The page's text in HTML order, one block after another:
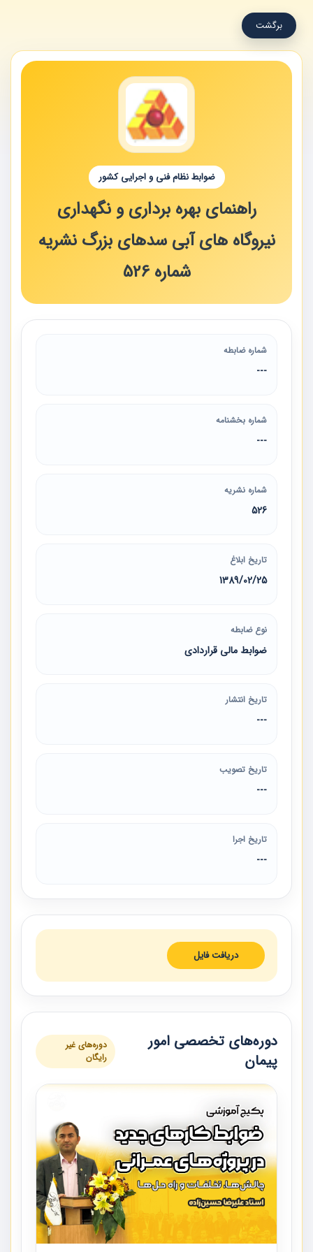
برگشت
ضوابط نظام فنی و اجرایی کشور
راهنمای بهره برداری و نگهداری
نیروگاه های آبی سدهای بزرگ نشریه
شماره 526
شماره ضابطه
---
شماره بخشنامه
---
شماره نشریه
526
تاریخ ابلاغ
1389/02/25
نوع ضابطه
ضوابط مالی قراردادی
تاریخ انتشار
---
تاریخ تصویب
---
تاریخ اجرا
---
دریافت فایل
دوره‌های تخصصی امور
پیمان
دوره‌های غیر
رایگان